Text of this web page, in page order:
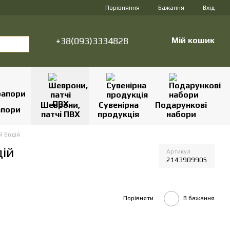
Порівняння Бажання Вхід
+38(093)3334828 Мій кошик
Шеврони,
патчі ПВХ
Сувенірна
продукція
Подарункові
набори
Водій
Артикул
2143909905
Порівняти В бажання